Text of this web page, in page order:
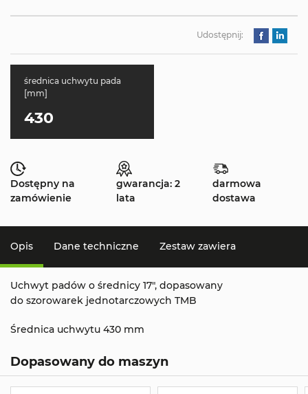
Udostępnij:
średnica uchwytu pada
[mm]
430
Dostępny na
zamówienie
gwarancja: 2
lata
darmowa
dostawa
Opis Dane techniczne Zestaw zawiera
Uchwyt padów o średnicy 17", dopasowany
do szorowarek jednotarczowych TMB
Średnica uchwytu 430 mm
Dopasowany do maszyn